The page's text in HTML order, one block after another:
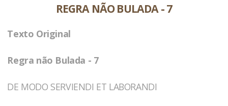
REGRA NÃO BULADA - 7
Texto Original
Regra não Bulada - 7
DE MODO SERVIENDI ET LABORANDI